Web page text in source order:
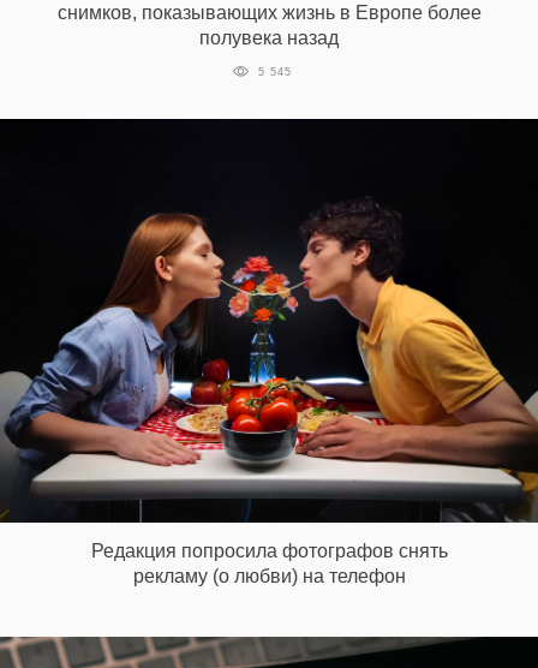
снимков, показывающих жизнь в Европе более
полувека назад
5 545
Редакция попросила фотографов снять
рекламу (о любви) на телефон